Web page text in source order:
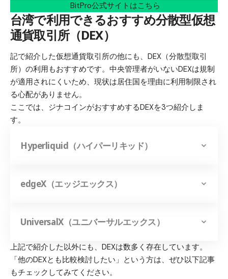
BitPro公式サイトはこちら
台湾で利用できるおすすめ分散型仮想
通貨取引所（DEX）
記で紹介した仮想通貨取引所の他にも、DEX（分散型取引
所）の利用もおすすめです。中央管理者がいないDEXは規制
が適用されにくいため、現状は居住国を理由に利用制限され
る心配がありません。
ここでは、ジナコインがおすすめするDEXを3つ紹介しま
す。
Hyperliquid（ハイパーリキッド）
edgeX（エッジエックス）
UniversalX（ユニバーサルエックス）
上記で紹介した以外にも、DEXは数多く存在しています。
「他のDEXとも比較検討したい」という方は、ぜひ以下記事
もチェックしてみてください。